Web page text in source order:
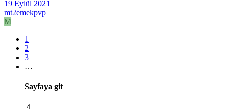
19 Eylül 2021
mt2emekpvp
M
1
2
3
…
Sayfaya git